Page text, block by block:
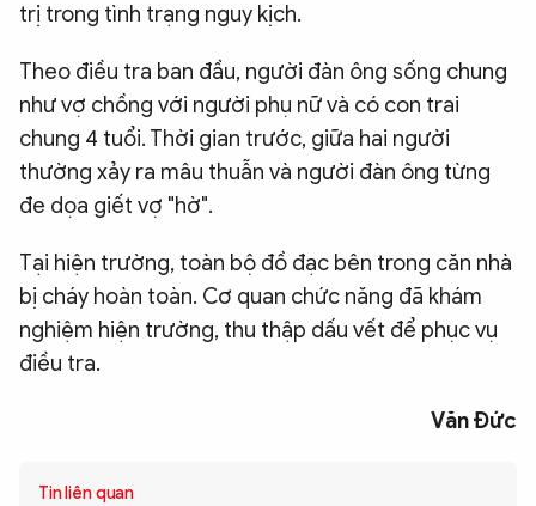
trị trong tình trạng nguy kịch.
Theo điều tra ban đầu, người đàn ông sống chung
như vợ chồng với người phụ nữ và có con trai
chung 4 tuổi. Thời gian trước, giữa hai người
thường xảy ra mâu thuẫn và người đàn ông từng
đe dọa giết vợ "hờ".
Tại hiện trường, toàn bộ đồ đạc bên trong căn nhà
bị cháy hoàn toàn. Cơ quan chức năng đã khám
nghiệm hiện trường, thu thập dấu vết để phục vụ
điều tra.
Văn Đức
Tin liên quan